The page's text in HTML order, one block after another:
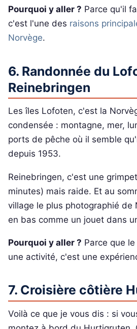
Pourquoi y aller ? Parce qu'il
c'est l'une des raisons
Norvège.
6. Randonnée du
Reinebringen
Les îles Lofoten, c'est la
condensée : montagne, mer,
ports de pêche où il semble
depuis 1953.
Reinebringen, c'est une
minutes) mais raide. Et au
village le plus photographié de
en bas comme un jouet dans
Pourquoi y aller ? Parce que
une activité, c'est une
7. Croisière côtière
Voilà ce que je vous dis : si